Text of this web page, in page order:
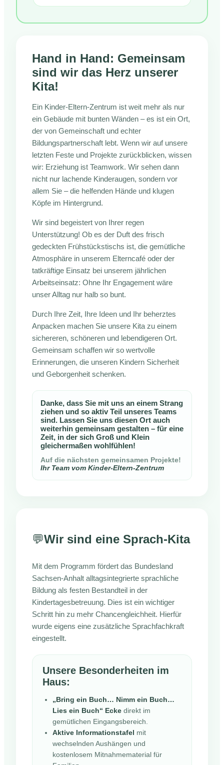
Hand in Hand: Gemeinsam
sind wir das Herz unserer
Kita!
Ein Kinder-Eltern-Zentrum ist weit mehr als nur
ein Gebäude mit bunten Wänden – es ist ein Ort,
der von Gemeinschaft und echter
Bildungspartnerschaft lebt. Wenn wir auf unsere
letzten Feste und Projekte zurückblicken, wissen
wir: Erziehung ist Teamwork. Wir sehen dann
nicht nur lachende Kinderaugen, sondern vor
allem Sie – die helfenden Hände und klugen
Köpfe im Hintergrund.
Wir sind begeistert von Ihrer regen
Unterstützung! Ob es der Duft des frisch
gedeckten Frühstückstischs ist, die gemütliche
Atmosphäre in unserem Elterncafé oder der
tatkräftige Einsatz bei unserem jährlichen
Arbeitseinsatz: Ohne Ihr Engagement wäre
unser Alltag nur halb so bunt.
Durch Ihre Zeit, Ihre Ideen und Ihr beherztes
Anpacken machen Sie unsere Kita zu einem
sichereren, schöneren und lebendigeren Ort.
Gemeinsam schaffen wir so wertvolle
Erinnerungen, die unseren Kindern Sicherheit
und Geborgenheit schenken.
Danke, dass Sie mit uns an einem Strang
ziehen und so aktiv Teil unseres Teams
sind. Lassen Sie uns diesen Ort auch
weiterhin gemeinsam gestalten – für eine
Zeit, in der sich Groß und Klein
gleichermaßen wohlfühlen!
Auf die nächsten gemeinsamen Projekte!
Ihr Team vom Kinder-Eltern-Zentrum
💬Wir sind eine Sprach-Kita
Mit dem Programm fördert das Bundesland
Sachsen-Anhalt alltagsintegrierte sprachliche
Bildung als festen Bestandteil in der
Kindertagesbetreuung. Dies ist ein wichtiger
Schritt hin zu mehr Chancengleichheit. Hierfür
wurde eigens eine zusätzliche Sprachfachkraft
eingestellt.
Unsere Besonderheiten im
Haus:
„Bring ein Buch… Nimm ein Buch…
Lies ein Buch“ Ecke direkt im
gemütlichen Eingangsbereich.
Aktive Informationstafel mit
wechselnden Aushängen und
kostenlosem Mitnahmematerial für